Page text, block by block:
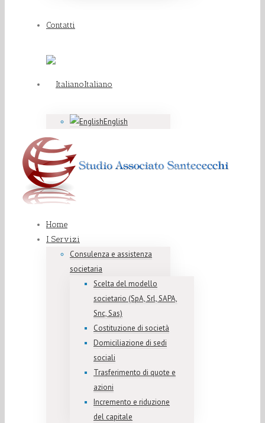
Contatti
Italiano
English
Home
I Servizi
Consulenza e assistenza
societaria
Scelta del modello
societario (SpA, Srl, SAPA,
Snc, Sas)
Costituzione di società
Domiciliazione di sedi
sociali
Trasferimento di quote e
azioni
Incremento e riduzione
del capitale